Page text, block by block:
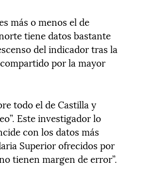
más o menos el de
tiene datos bastante
del indicador tras la
por la mayor
todo el de Castilla y
Este investigador lo
con los datos más
Superior ofrecidos por
tienen margen de error”.